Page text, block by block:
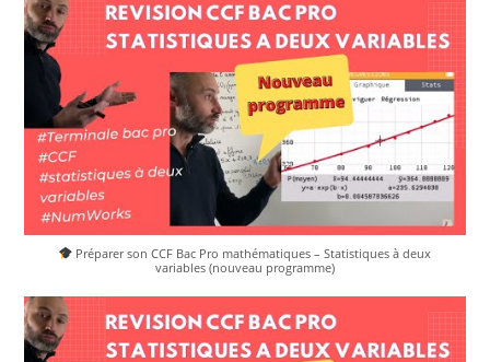
Préparer son CCF Bac Pro mathématiques – Statistiques à deux
variables (nouveau programme)